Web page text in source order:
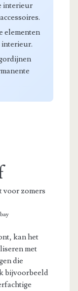
interieur
elementen
interieur.
kan het
met
die
bijvoorbeeld